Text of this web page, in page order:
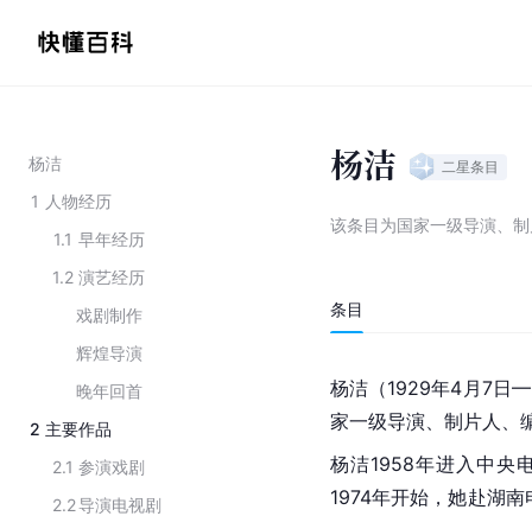
杨洁
1 人物经历
1.1 早年经历
1.2 演艺经历
戏剧制作
辉煌导演
晚年回首
2 主要作品
2.1 参演戏剧
2.2导演电视剧
杨洁 二星条目
该条目为国家一级导演、
条目
杨洁（1929年4月7日
家一级导演、制片人、
杨洁1958年进入 中央
1974年开始，她赴湖南